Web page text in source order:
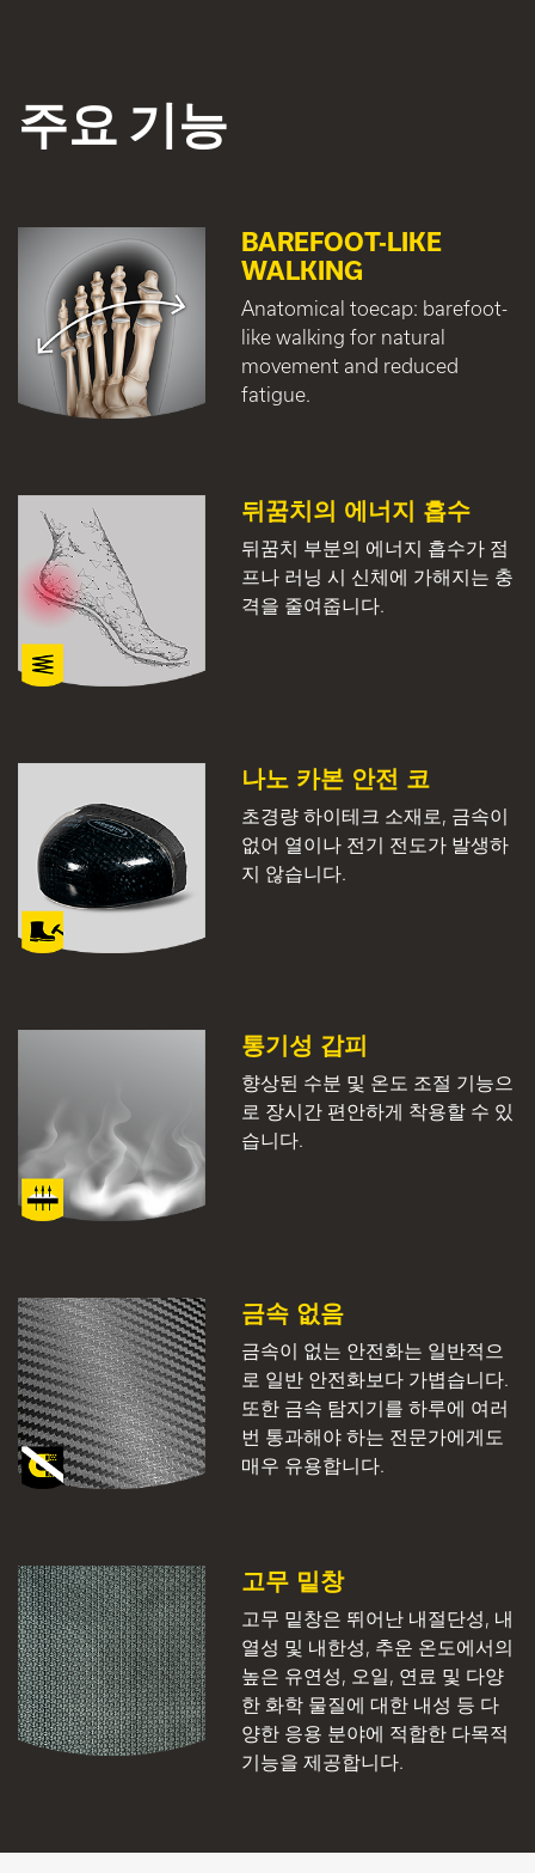
주요 기능
BAREFOOT-LIKE
WALKING
Anatomical toecap: barefoot-
like walking for natural
movement and reduced
fatigue.
뒤꿈치의 에너지 흡수
뒤꿈치 부분의 에너지 흡수가 점
프나 러닝 시 신체에 가해지는 충
격을 줄여줍니다.
나노 카본 안전 코
초경량 하이테크 소재로, 금속이
없어 열이나 전기 전도가 발생하
지 않습니다.
통기성 갑피
향상된 수분 및 온도 조절 기능으
로 장시간 편안하게 착용할 수 있
습니다.
금속 없음
금속이 없는 안전화는 일반적으
로 일반 안전화보다 가볍습니다.
또한 금속 탐지기를 하루에 여러
번 통과해야 하는 전문가에게도
매우 유용합니다.
고무 밑창
고무 밑창은 뛰어난 내절단성, 내
열성 및 내한성, 추운 온도에서의
높은 유연성, 오일, 연료 및 다양
한 화학 물질에 대한 내성 등 다
양한 응용 분야에 적합한 다목적
기능을 제공합니다.